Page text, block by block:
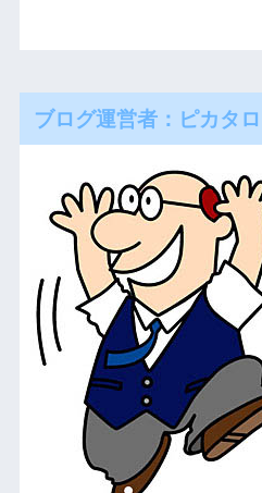
ブログ運営者：ピカタ